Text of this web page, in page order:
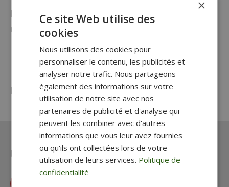
PRODUITS
COMPLÉMENTAIRES
PRODUITS SIMILAIRES
Une question ? Un besoin ?
×
Ce site Web utilise des
cookies
Nous utilisons des cookies pour
personnaliser le contenu, les publicités et
analyser notre trafic. Nous partageons
également des informations sur votre
utilisation de notre site avec nos
partenaires de publicité et d'analyse qui
peuvent les combiner avec d'autres
informations que vous leur avez fournies
ou qu'ils ont collectées lors de votre
utilisation de leurs services. Politique de
confidentialité